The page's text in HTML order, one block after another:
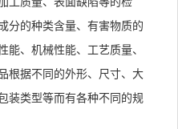
分的种类含量、有害物质的
能、机械性能、工艺质量、
根据不同的外形、尺寸、大
装类型等而有各种不同的规